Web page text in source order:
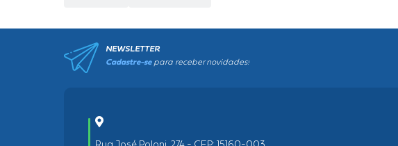
NEWSLETTER
Cadastre-separa receber novidades!